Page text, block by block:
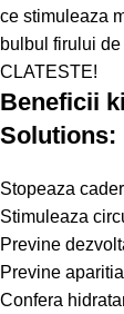
ce stimuleaza
bulbul firului
CLATESTE!
Beneficii
Solutions:
Stopeaza
Stimuleaza
Previne
Previne
Confera